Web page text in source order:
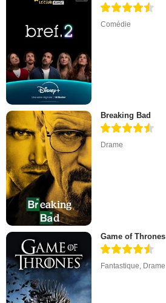
Comédie
Breaking Bad
Drame
Game of Thrones
Fantastique Drame